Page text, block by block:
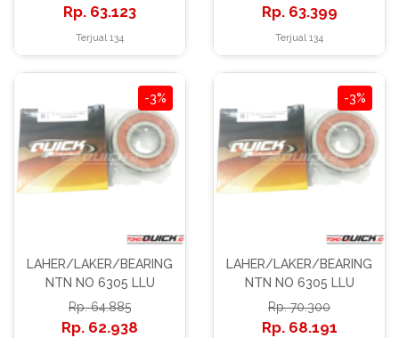
63.123
Terjual 134
63.399
Terjual 134
-3%
LAHER/LAKER/BEARING
NTN NO 6305 LLU
64.885
62.938
-3%
LAHER/LAKER/BEARING
NTN NO 6305 LLU
70.300
68.191